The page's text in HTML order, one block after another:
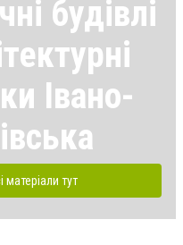
будівлі
Івано-
матеріали тут